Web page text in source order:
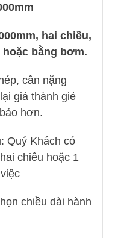
hai chiều,
bằng bơm.
cân nặng
giá thành giẻ
hơn.
Quý Khách có
chiêu hoặc 1
chiều dài hành